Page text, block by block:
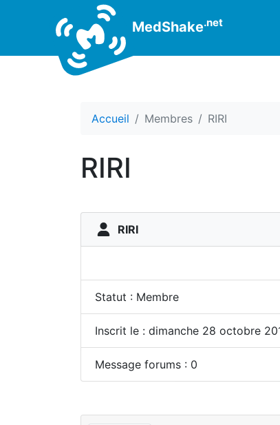
MedShake.net
Accueil Membres RIRI
RIRI
RIRI
Statut : Membre
Inscrit le : dimanche 28 octobre
Message forums : 0